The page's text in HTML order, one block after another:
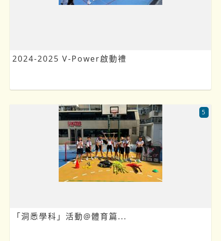
2024-2025 V-Power啟動禮
「洞悉學科」活動@體育篇...
5